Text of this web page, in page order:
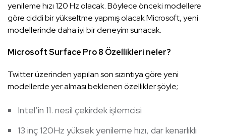
yenileme hızı 120 Hz olacak. Böylece önceki modellere
göre ciddi bir yükseltme yapmış olacak Microsoft, yeni
modellerinde daha iyi bir deneyim sunacak.
Microsoft Surface Pro 8 Özellikleri neler?
Twitter üzerinden yapılan son sızıntıya göre yeni
modellerde yer alması beklenen özellikler şöyle;
Intel’in 11. nesil çekirdek işlemcisi
13 inç 120Hz yüksek yenileme hızı, dar kenarlıklı